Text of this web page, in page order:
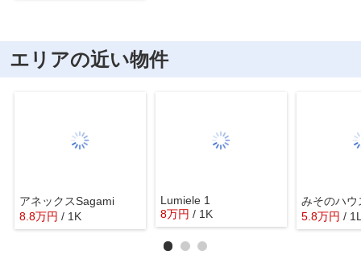
エリアの近い物件
アネックスSagami
8.8万円 / 1K
Lumiele 1
8万円 / 1K
みそのハウ
5.8万円 /